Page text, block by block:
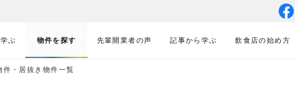
ぶ 物件を探す 先輩開業者の声 記事から学ぶ 飲食店の始め方
・居抜き物件一覧